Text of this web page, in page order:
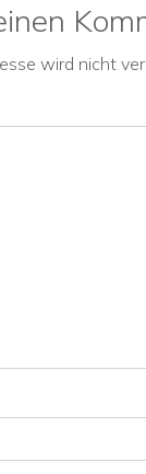
wird nicht